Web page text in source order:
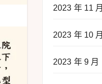
2023 年 11 月
2023 年 10 月
2023 年 9 月